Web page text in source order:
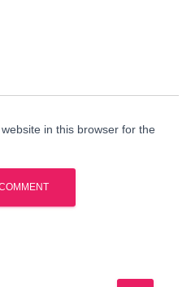
in this browser for the